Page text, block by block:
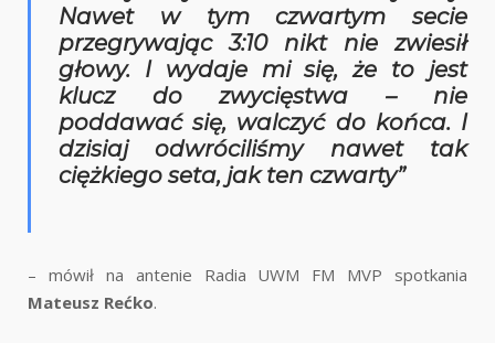
Nawet w tym czwartym secie
przegrywając 3:10 nikt nie zwiesił
głowy. I wydaje mi się, że to jest
klucz do zwycięstwa – nie
poddawać się, walczyć do końca. I
dzisiaj odwróciliśmy nawet tak
ciężkiego seta, jak ten czwarty”
– mówił na antenie Radia UWM FM MVP spotkania
Mateusz Rećko.